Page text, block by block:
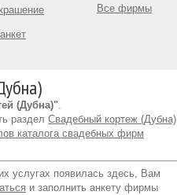
Все фирмы
(Дубна)".
раздел Свадебный кортеж (Дубна)
каталога свадебных фирм
услугах появилась здесь, Вам
и заполнить анкету фирмы